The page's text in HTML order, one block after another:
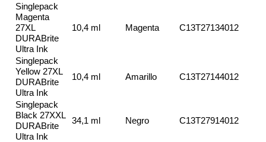
Singlepack
Magenta
27XL
DURABrite
Ultra Ink
10,4 ml Magenta C13T27134012
Singlepack
Yellow 27XL
DURABrite
Ultra Ink
10,4 ml Amarillo C13T27144012
Singlepack
Black 27XXL
DURABrite
Ultra Ink
34,1 ml Negro C13T27914012